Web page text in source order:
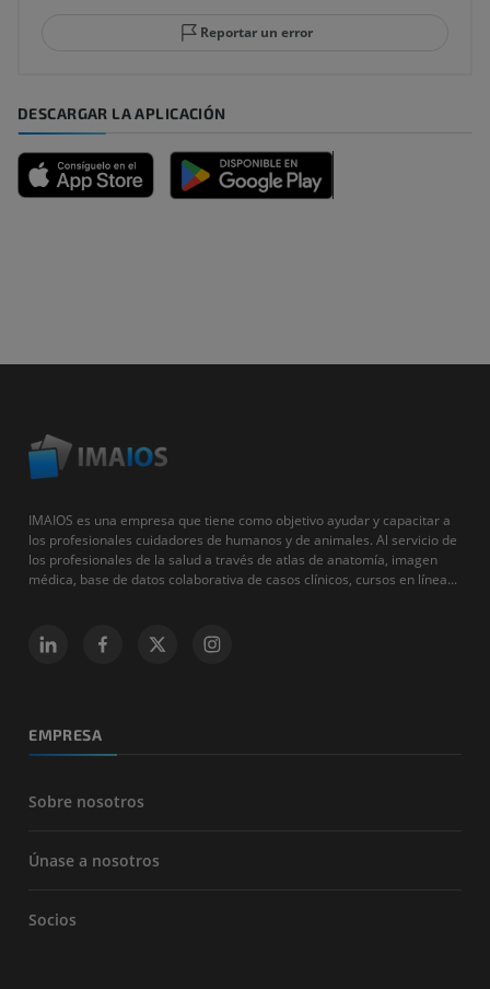
Reportar un error
DESCARGAR LA APLICACIÓN
IMAIOS es una empresa que tiene como objetivo ayudar y capacitar a
los profesionales cuidadores de humanos y de animales. Al servicio de
los profesionales de la salud a través de atlas de anatomía, imagen
médica, base de datos colaborativa de casos clínicos, cursos en línea...
EMPRESA
Sobre nosotros
Únase a nosotros
Socios